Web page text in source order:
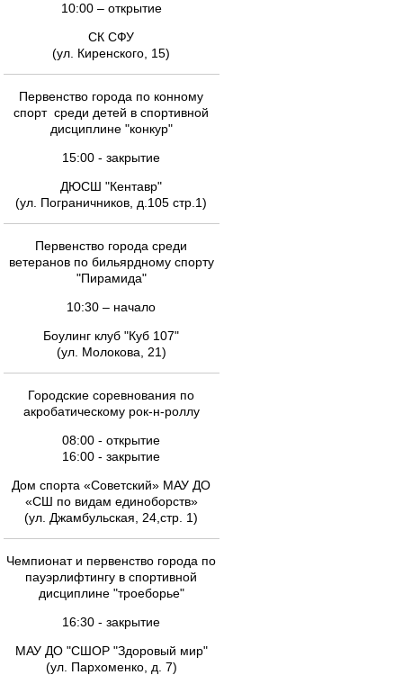
10:00 – открытие
СК СФУ
(ул. Киренского, 15)
Первенство города по конному
спорт среди детей в спортивной
дисциплине "конкур"
15:00 - закрытие
ДЮСШ "Кентавр"
(ул. Пограничников, д.105 стр.1)
Первенство города среди
ветеранов по бильярдному спорту
"Пирамида"
10:30 – начало
Боулинг клуб "Куб 107"
(ул. Молокова, 21)
Городские соревнования по
акробатическому рок-н-роллу
08:00 - открытие
16:00 - закрытие
Дом спорта «Советский» МАУ ДО
«СШ по видам единоборств»
(ул. Джамбульская, 24,стр. 1)
Чемпионат и первенство города по
пауэрлифтингу в спортивной
дисциплине "троеборье"
16:30 - закрытие
МАУ ДО "СШОР "Здоровый мир"
(ул. Пархоменко, д. 7)